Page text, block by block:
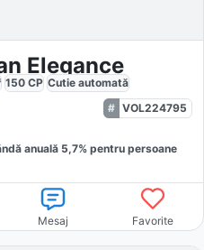
Elegance
150 CP Cutie automată
VOL224795
anuală 5,7% pentru persoane
Mesaj Favorite